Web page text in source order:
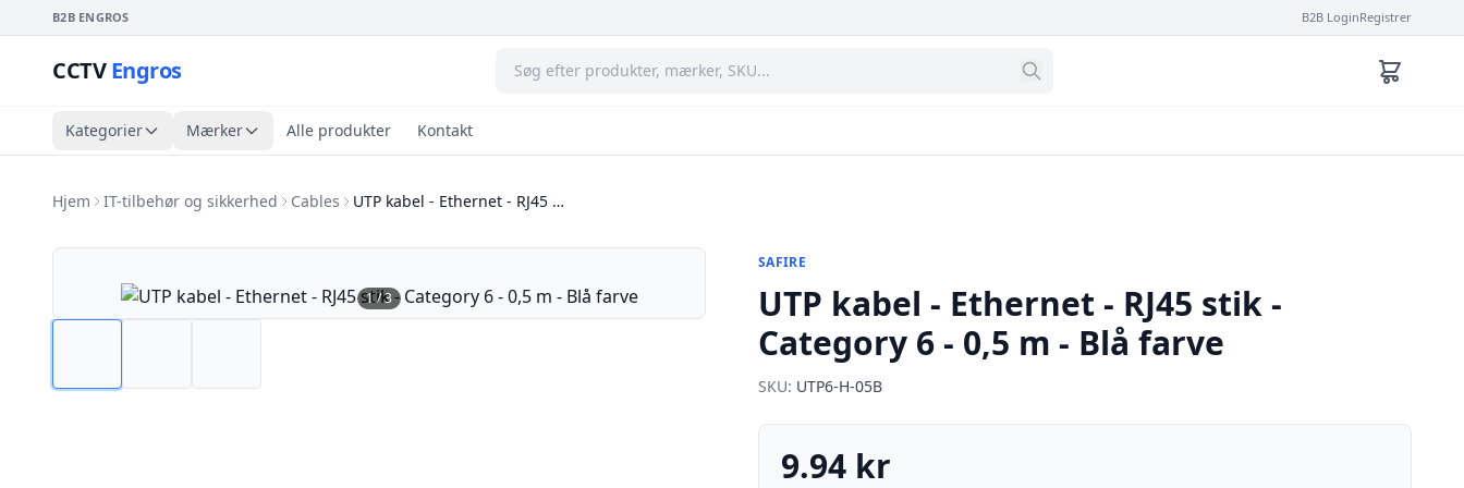
B2B ENGROS B2B LoginRegistrer
CCTVEngros
Kategorier Mærker Alle produkter Kontakt
Hjem IT-tilbehør og sikkerhed Cables UTP kabel - Ethernet - RJ45 …
1/3
SAFIRE
UTP kabel - Ethernet - RJ45 stik -
Category 6 - 0,5 m - Blå farve
SKU: UTP6-H-05B
9.94 kr